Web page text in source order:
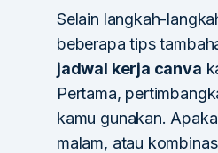
Selain langkah-
beberapa tips
jadwal kerja canva
Pertama,
kamu gunakan.
malam, atau